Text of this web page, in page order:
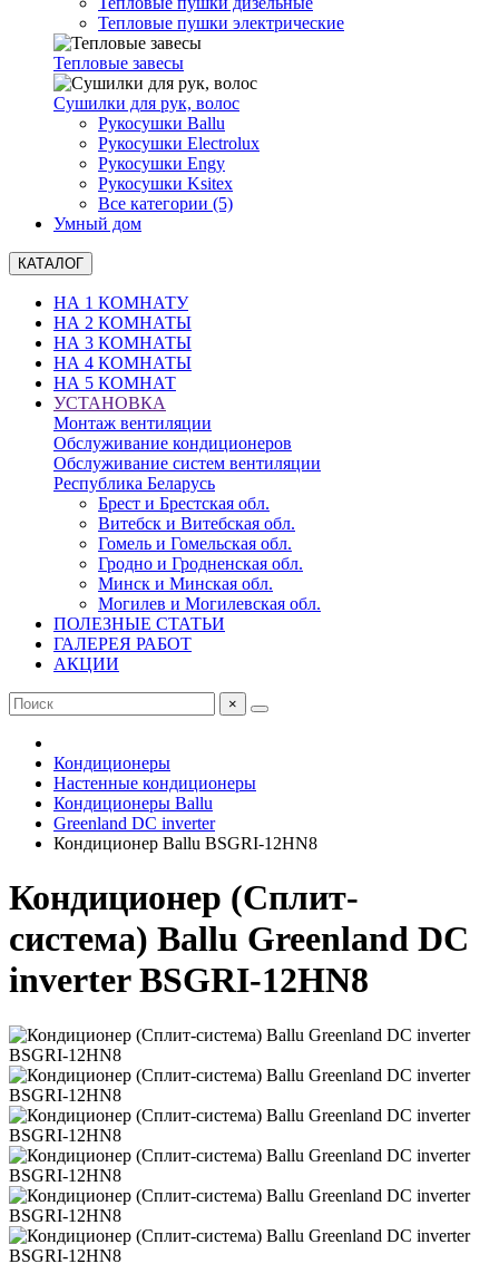
Тепловые пушки электрические
Тепловые завесы
Сушилки для рук, волоc
Рукосушки Ballu
Рукосушки Electrolux
Рукосушки Engy
Рукосушки Ksitex
Все категории (5)
Умный дом
КАТАЛОГ
НА 1 КОМНАТУ
НА 2 КОМНАТЫ
НА 3 КОМНАТЫ
НА 4 КОМНАТЫ
НА 5 КОМНАТ
УСТАНОВКА
Монтаж вентиляции
Обслуживание кондиционеров
Обслуживание систем вентиляции
Республика Беларусь
Брест и Брестская обл.
Витебск и Витебская обл.
Гомель и Гомельская обл.
Гродно и Гродненская обл.
Минск и Минская обл.
Могилев и Могилевская обл.
ПОЛЕЗНЫЕ СТАТЬИ
ГАЛЕРЕЯ РАБОТ
АКЦИИ
×
Кондиционеры
Настенные кондиционеры
Кондиционеры Ballu
Greenland DC inverter
Кондиционер Ballu BSGRI-12HN8
Кондиционер (Сплит-
система) Ballu Greenland DC
inverter BSGRI-12HN8